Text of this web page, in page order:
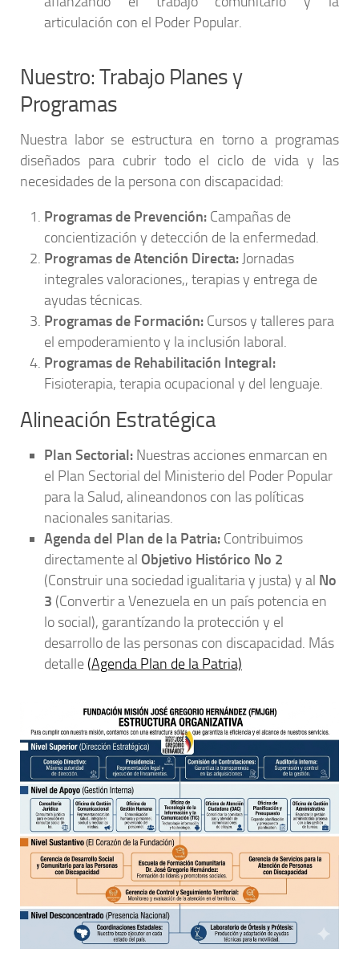
articulación con el Poder Popular.
Nuestro: Trabajo Planes y
Programas
Nuestra labor se estructura en torno a programas
diseñados para cubrir todo el ciclo de vida y las
necesidades de la persona con discapacidad:
Programas de Prevención: Campañas de
concientización y detección de la enfermedad.
Programas de Atención Directa: Jornadas
integrales valoraciones,, terapias y entrega de
ayudas técnicas.
Programas de Formación: Cursos y talleres para
el empoderamiento y la inclusión laboral.
Programas de Rehabilitación Integral:
Fisioterapia, terapia ocupacional y del lenguaje.
Alineación Estratégica
Plan Sectorial: Nuestras acciones enmarcan en
el Plan Sectorial del Ministerio del Poder Popular
para la Salud, alineandonos con las políticas
nacionales sanitarias.
Agenda del Plan de la Patria: Contribuimos
directamente al Objetivo Histórico No 2
(Construir una sociedad igualitaria y justa) y al No
3 (Convertir a Venezuela en un país potencia en
lo social), garantízando la protección y el
desarrollo de las personas con discapacidad. Más
detalle (Agenda Plan de la Patria)